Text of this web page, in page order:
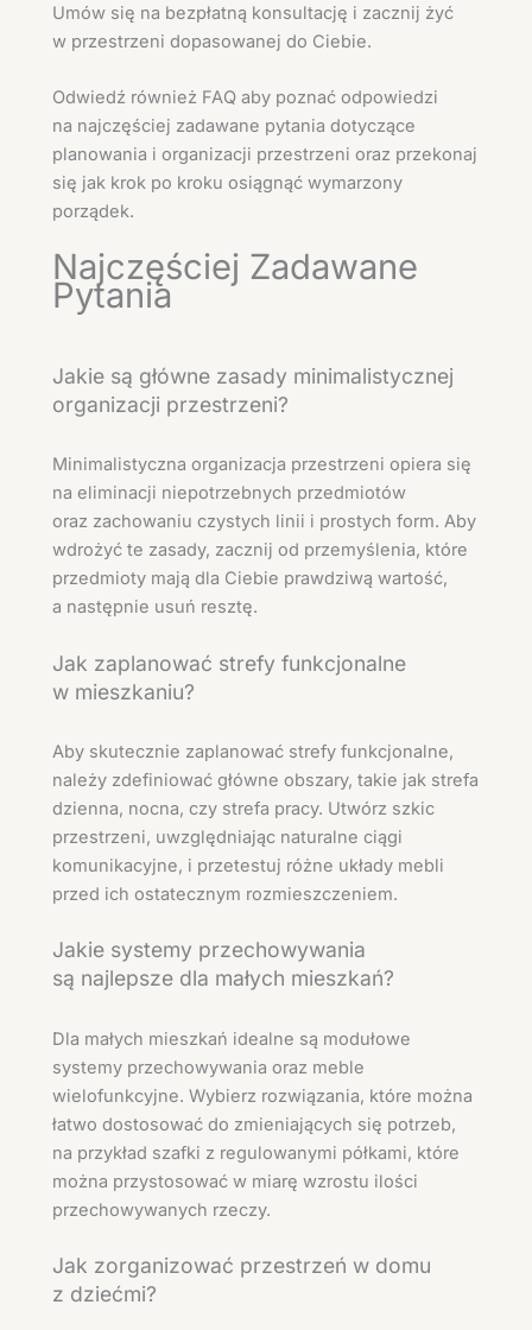
Umów się na bezpłatną konsultację i zacznij żyć
w przestrzeni dopasowanej do Ciebie.
Odwiedź również FAQ aby poznać odpowiedzi
na najczęściej zadawane pytania dotyczące
planowania i organizacji przestrzeni oraz przekonaj
się jak krok po kroku osiągnąć wymarzony
porządek.
Najczęściej Zadawane
Pytania
Jakie są główne zasady minimalistycznej
organizacji przestrzeni?
Minimalistyczna organizacja przestrzeni opiera się
na eliminacji niepotrzebnych przedmiotów
oraz zachowaniu czystych linii i prostych form. Aby
wdrożyć te zasady, zacznij od przemyślenia, które
przedmioty mają dla Ciebie prawdziwą wartość,
a następnie usuń resztę.
Jak zaplanować strefy funkcjonalne
w mieszkaniu?
Aby skutecznie zaplanować strefy funkcjonalne,
należy zdefiniować główne obszary, takie jak strefa
dzienna, nocna, czy strefa pracy. Utwórz szkic
przestrzeni, uwzględniając naturalne ciągi
komunikacyjne, i przetestuj różne układy mebli
przed ich ostatecznym rozmieszczeniem.
Jakie systemy przechowywania
są najlepsze dla małych mieszkań?
Dla małych mieszkań idealne są modułowe
systemy przechowywania oraz meble
wielofunkcyjne. Wybierz rozwiązania, które można
łatwo dostosować do zmieniających się potrzeb,
na przykład szafki z regulowanymi półkami, które
można przystosować w miarę wzrostu ilości
przechowywanych rzeczy.
Jak zorganizować przestrzeń w domu
z dziećmi?